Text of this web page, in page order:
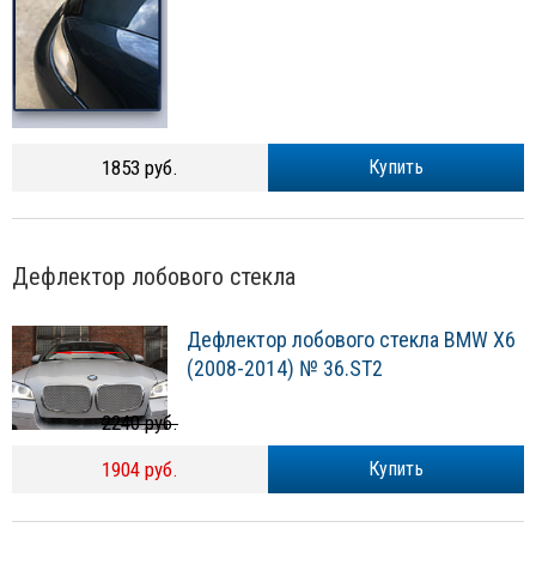
Купить
1853 руб.
Дефлектор лобового стекла
Дефлектор лобового стекла BMW X6
(2008-2014) № 36.ST2
Купить
2240 руб.
1904 руб.